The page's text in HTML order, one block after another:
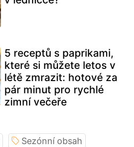
5 receptů s paprikami,
které si můžete letos v
létě zmrazit: hotové za
pár minut pro rychlé
zimní večeře
Sezónní obsah